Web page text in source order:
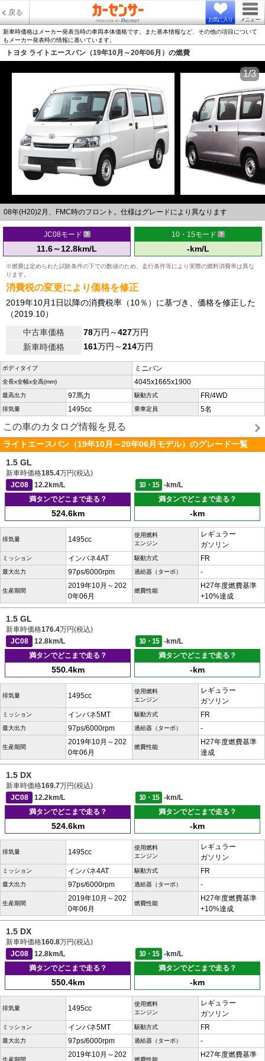
戻る
お気に入り メニュー
新車時価格はメーカー発表当時の車両本体価格です。また基本情報など、その他の項目について
もメーカー発表時の情報に基いています。
トヨタ ライトエースバン（19年10月～20年06月）の燃費
08年(H20)2月、FMC時のフロント。仕様はグレードにより異なります
1/3
JC08モード
11.6～12.8km/L
10・15モード
-km/L
※燃費は定められた試験条件の下での数値のため、走行条件等により実際の燃料消費率は異な
ります。
消費税の変更により価格を修正
2019年10月1日以降の消費税率（10％）に基づき、価格を修正した
（2019.10）
中古車価格
78万円～427万円
新車時価格
161万円～214万円
ボディタイプ ミニバン
全長x全幅x全高(mm) 4045x1665x1900
最高出力 97馬力 駆動方式 FR/4WD
排気量 1495cc 乗車定員 5名
この車のカタログ情報を見る
ライトエースバン（19年10月～20年06月モデル）のグレード一覧
1.5 GL
新車時価格185.4万円(税込)
JC08
12.2km/L 10・15
-km/L
満タンでどこまで走る？
524.6km
満タンでどこまで走る？
-km
排気量 1495cc
使用燃料
エンジン
レギュラー
ガソリン
ミッション インパネ4AT 駆動方式 FR
最大出力 97ps/6000rpm 過給器（ターボ） -
生産期間
2019年10月～202
0年06月
燃費性能
H27年度燃費基準
+10%達成
1.5 GL
新車時価格176.4万円(税込)
JC08
12.8km/L 10・15
-km/L
満タンでどこまで走る？
550.4km
満タンでどこまで走る？
-km
排気量 1495cc
使用燃料
エンジン
レギュラー
ガソリン
ミッション インパネ5MT 駆動方式 FR
最大出力 97ps/6000rpm 過給器（ターボ） -
生産期間
2019年10月～202
0年06月
燃費性能
H27年度燃費基準
達成
1.5 DX
新車時価格169.7万円(税込)
JC08
12.2km/L 10・15
-km/L
満タンでどこまで走る？
524.6km
満タンでどこまで走る？
-km
排気量 1495cc
使用燃料
エンジン
レギュラー
ガソリン
ミッション インパネ4AT 駆動方式 FR
最大出力 97ps/6000rpm 過給器（ターボ） -
生産期間
2019年10月～202
0年06月
燃費性能
H27年度燃費基準
+10%達成
1.5 DX
新車時価格160.8万円(税込)
JC08
12.8km/L 10・15
-km/L
満タンでどこまで走る？
550.4km
満タンでどこまで走る？
-km
排気量 1495cc
使用燃料
エンジン
レギュラー
ガソリン
ミッション インパネ5MT 駆動方式 FR
最大出力 97ps/6000rpm 過給器（ターボ） -
生産期間
2019年10月～202
燃費性能
H27年度燃費基準